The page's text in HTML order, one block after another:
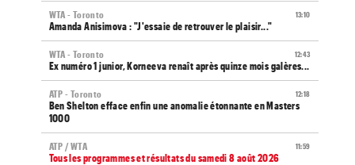
13:10
WTA - Toronto
Amanda Anisimova : "J'essaie de retrouver le plaisir..."
12:43
WTA - Toronto
Ex numéro 1 junior, Korneeva renaît après quinze mois galères...
12:18
ATP - Toronto
Ben Shelton efface enfin une anomalie étonnante en Masters
1000
11:59
ATP / WTA
Tous les programmes et résultats du samedi 8 août 2026